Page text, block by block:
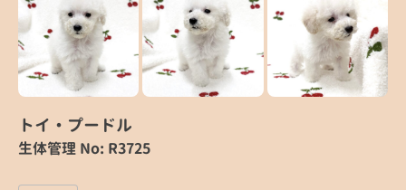
トイ・プードル
生体管理 No: R3725